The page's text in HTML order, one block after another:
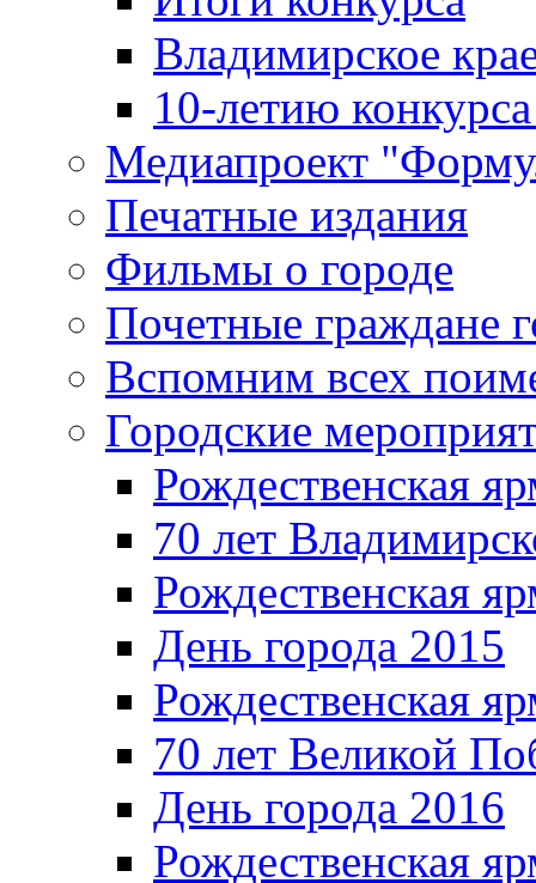
Владимирское
10-летию
Медиапроект
Печатные издания
Фильмы о городе
Почетные граждане
Вспомним всех
Городские
Рождественская
70 лет
Рождественская
День города 2015
Рождественская
70 лет Великой
День города 2016
Рождественская